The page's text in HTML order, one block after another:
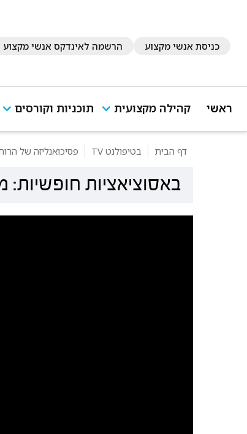
כניסת אנשי מקצוע הרשמה לאינדקס אנשי מקצוע
ראשי קהילה מקצועית תוכניות וקורסים
דף הבית בטיפולנט TV פסיכואנליזה של
באסוציאציות חופשיות: